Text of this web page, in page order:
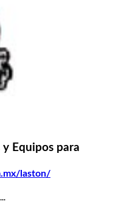
Equipos para
laston/